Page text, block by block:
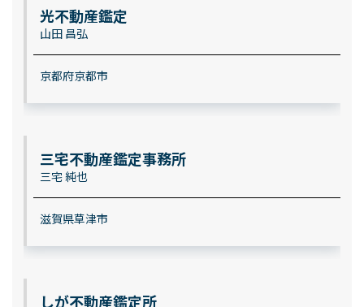
光不動産鑑定
山田 昌弘
京都府京都市
三宅不動産鑑定事務所
三宅 純也
滋賀県草津市
しが不動産鑑定所